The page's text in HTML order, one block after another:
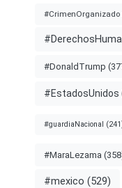
#CrimenOrganizado
#DonaldTrump
#EstadosUnidos
#guardiaNacional
#MaraLezama
#mexico (529)